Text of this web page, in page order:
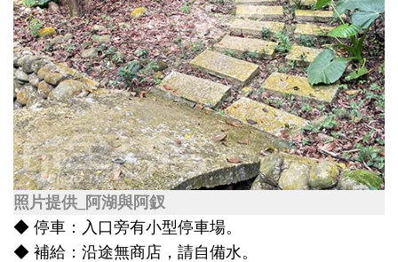
照片提供_阿湖與阿釵
◆ 停車：入口旁有小型停車場。
◆ 補給：沿途無商店，請自備水。